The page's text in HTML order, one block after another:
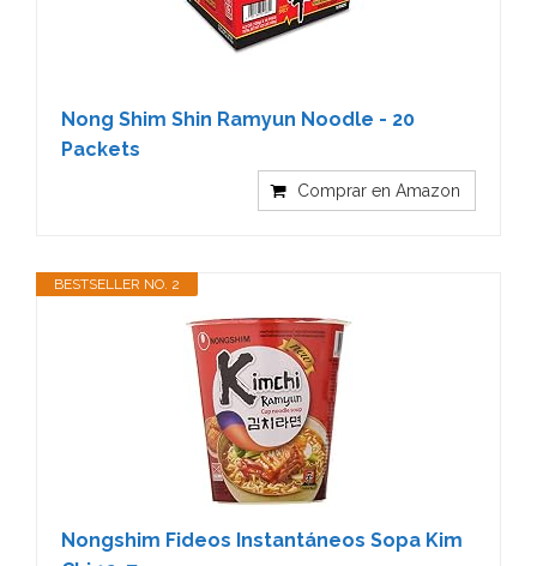
Nong Shim Shin Ramyun Noodle - 20
Packets
Comprar en Amazon
BESTSELLER NO. 2
Nongshim Fideos Instantáneos Sopa Kim